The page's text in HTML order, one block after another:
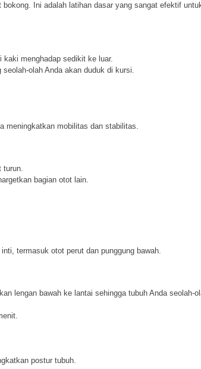
Ini adalah latihan dasar yang sangat efektif
kaki menghadap sedikit ke luar.
olah Anda akan duduk di kursi.
meningkatkan mobilitas dan stabilitas.
turun.
bagian otot lain.
termasuk otot perut dan punggung bawah.
lengan bawah ke lantai sehingga tubuh Anda seolah-
postur tubuh.